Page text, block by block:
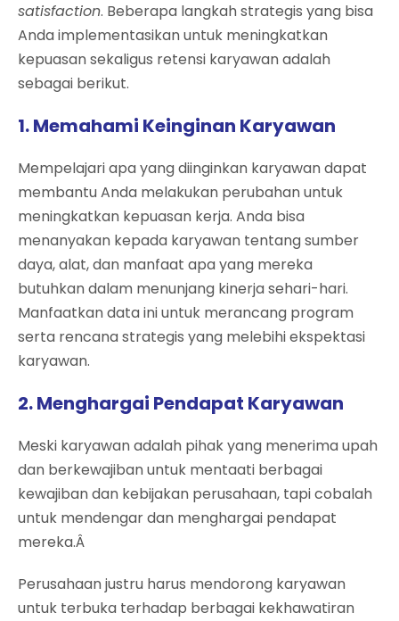
satisfaction. Beberapa langkah strategis yang bisa
Anda implementasikan untuk meningkatkan
kepuasan sekaligus retensi karyawan adalah
sebagai berikut.
1. Memahami Keinginan Karyawan
Mempelajari apa yang diinginkan karyawan dapat
membantu Anda melakukan perubahan untuk
meningkatkan kepuasan kerja. Anda bisa
menanyakan kepada karyawan tentang sumber
daya, alat, dan manfaat apa yang mereka
butuhkan dalam menunjang kinerja sehari-hari.
Manfaatkan data ini untuk merancang program
serta rencana strategis yang melebihi ekspektasi
karyawan.
2. Menghargai Pendapat Karyawan
Meski karyawan adalah pihak yang menerima upah
dan berkewajiban untuk mentaati berbagai
kewajiban dan kebijakan perusahaan, tapi cobalah
untuk mendengar dan menghargai pendapat
mereka.Â
Perusahaan justru harus mendorong karyawan
untuk terbuka terhadap berbagai kekhawatiran